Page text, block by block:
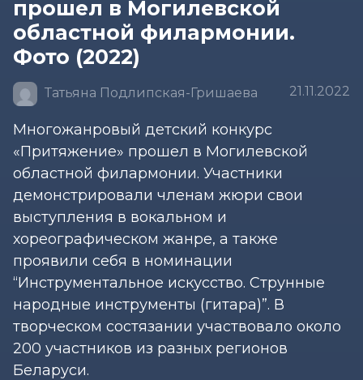
прошел в Могилевской
областной филармонии.
Фото (2022)
Татьяна Подлипская-Гришаева 21.11.2022
Многожанровый детский конкурс
«Притяжение» прошел в Могилевской
областной филармонии. Участники
демонстрировали членам жюри свои
выступления в вокальном и
хореографическом жанре, а также
проявили себя в номинации
“Инструментальное искусство. Струнные
народные инструменты (гитара)”. В
творческом состязании участвовало​ около
200 участников из разных регионов
Беларуси.